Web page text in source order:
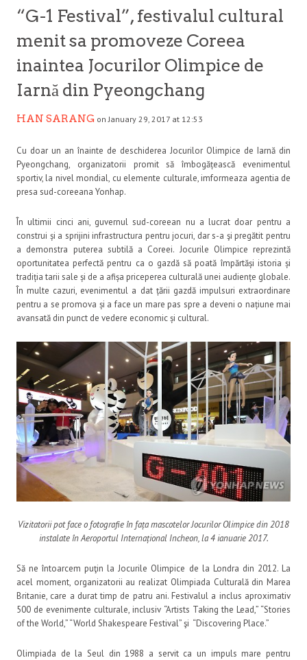
“G-1 Festival”, festivalul cultural
menit sa promoveze Coreea
inaintea Jocurilor Olimpice de
Iarnă din Pyeongchang
HAN SARANG on January 29, 2017 at 12:53
Cu doar un an înainte de deschiderea Jocurilor Olimpice de Iarnă din
Pyeongchang, organizatorii promit să îmbogățească evenimentul
sportiv, la nivel mondial, cu elemente culturale, imformeaza agentia de
presa sud-coreeana Yonhap.
În ultimii cinci ani, guvernul sud-coreean nu a lucrat doar pentru a
construi și a sprijini infrastructura pentru jocuri, dar s-a şi pregătit pentru
a demonstra puterea subtilă a Coreei. Jocurile Olimpice reprezintă
oportunitatea perfectă pentru ca o gazdă să poată împărtăși istoria și
tradiția tarii sale și de a afișa priceperea culturală unei audiențe globale.
În multe cazuri, evenimentul a dat țării gazdă impulsuri extraordinare
pentru a se promova și a face un mare pas spre a deveni o națiune mai
avansată din punct de vedere economic și cultural.
Vizitatorii pot face o fotografie în fața mascotelor Jocurilor Olimpice din 2018
instalate în Aeroportul Internațional Incheon, la 4 ianuarie 2017.
Să ne întoarcem puţin la Jocurile Olimpice de la Londra din 2012. La
acel moment, organizatorii au realizat Olimpiada Culturală din Marea
Britanie, care a durat timp de patru ani. Festivalul a inclus aproximativ
500 de evenimente culturale, inclusiv “Artists Taking the Lead,” “Stories
of the World,” “World Shakespeare Festival” şi “Discovering Place.”
Olimpiada de la Seul din 1988 a servit ca un impuls mare pentru